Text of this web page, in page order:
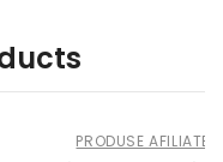
PRODUSE AFILIATE